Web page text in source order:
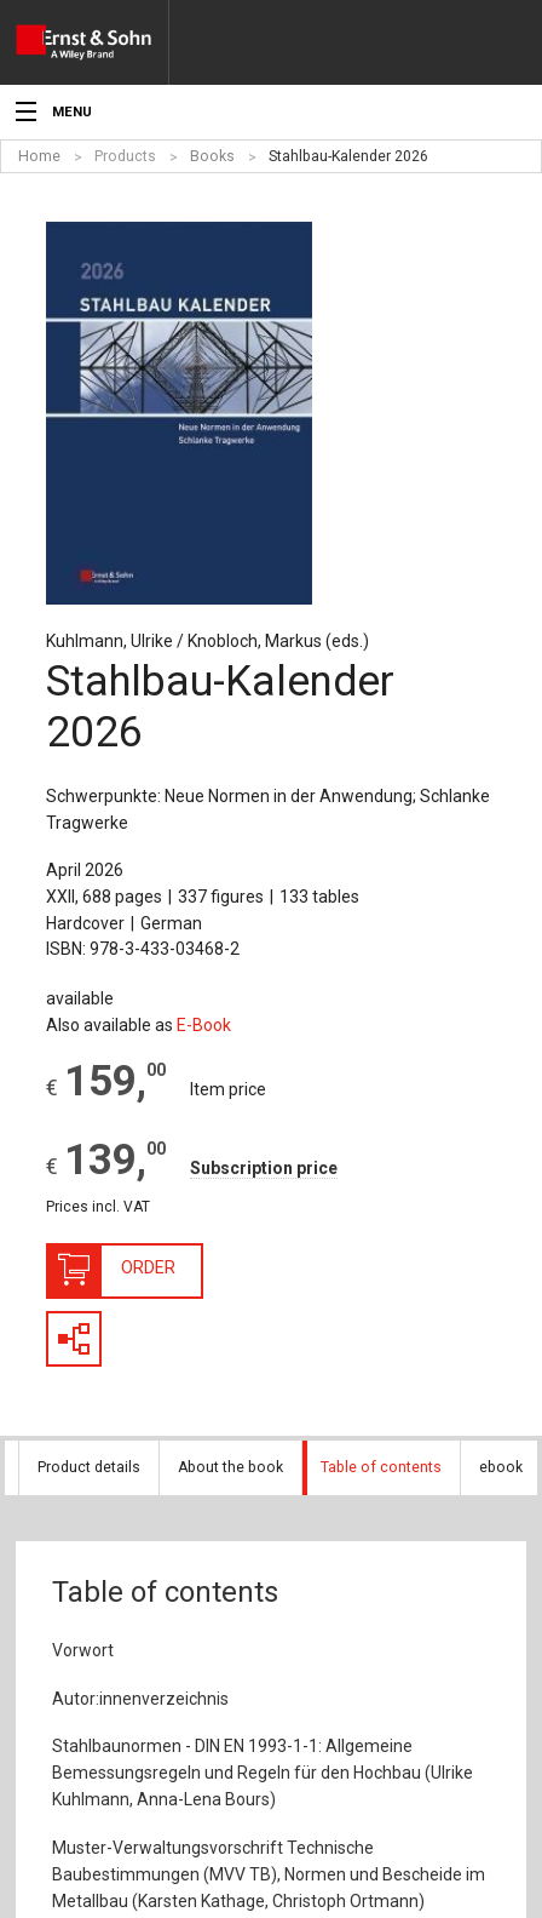
MENU
News
Events
Topics
Products
Media
Sprache / Language: DE Sprache / Language: EN
Home Products Books Stahlbau-Kalender 2026
Kuhlmann, Ulrike / Knobloch, Markus (eds.)
Stahlbau-Kalender
2026
Schwerpunkte: Neue Normen in der Anwendung; Schlanke
Tragwerke
April 2026
XXII, 688 pages
337 figures
133 tables
Hardcover
German
ISBN: 978-3-433-03468-2
available
Also available as E-Book
€ 159,00
Item price
€ 139,00
Subscription price
Prices incl. VAT
ORDER
Product details About the book Table of contents ebook
Table of contents
Vorwort
Autor:innenverzeichnis
Stahlbaunormen - DIN EN 1993-1-1: Allgemeine
Bemessungsregeln und Regeln für den Hochbau (Ulrike
Kuhlmann, Anna-Lena Bours)
Muster-Verwaltungsvorschrift Technische
Baubestimmungen (MVV TB), Normen und Bescheide im
Metallbau (Karsten Kathage, Christoph Ortmann)